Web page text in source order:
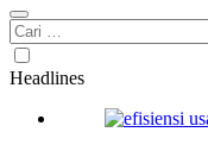
Cari
untuk:
Headlines